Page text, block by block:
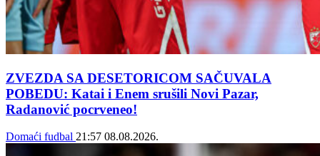
ZVEZDA SA DESETORICOM SAČUVALA
POBEDU: Katai i Enem srušili Novi Pazar,
Radanović pocrveneo!
Domaći fudbal 21:57 08.08.2026.